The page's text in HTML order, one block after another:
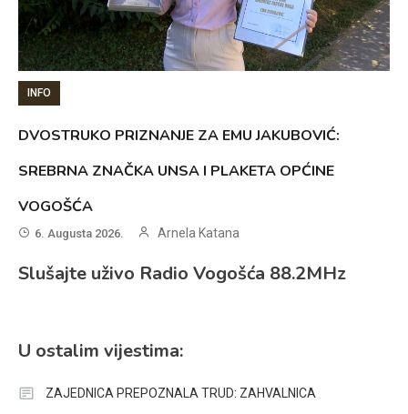
INFO
DVOSTRUKO PRIZNANJE ZA EMU JAKUBOVIĆ:
SREBRNA ZNAČKA UNSA I PLAKETA OPĆINE
VOGOŠĆA
6. Augusta 2026. Arnela Katana
Slušajte uživo Radio Vogošća 88.2MHz
U ostalim vijestima:
ZAJEDNICA PREPOZNALA TRUD: ZAHVALNICA